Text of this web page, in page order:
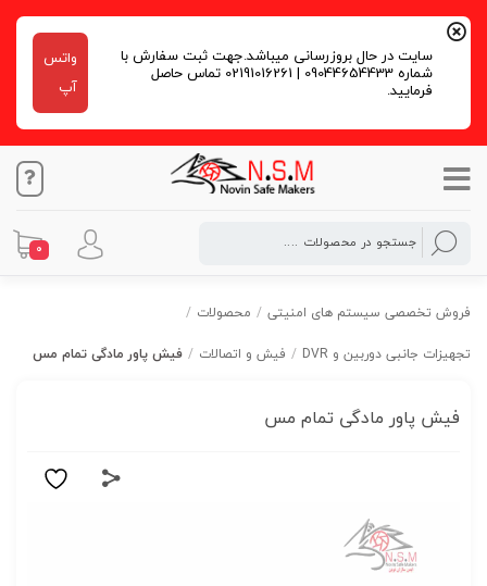
سایت در حال بروزرسانی میباشد.جهت ثبت سفارش با
شماره 09044654433 | 02191016261 تماس حاصل
فرمایید.
واتس
آپ
0
فروش تخصصی سیستم های امنیتی / محصولات /
تجهیزات جانبی دوربین و DVR
/ فیش و اتصالات / فیش پاور مادگی تمام مس
فیش پاور مادگی تمام مس